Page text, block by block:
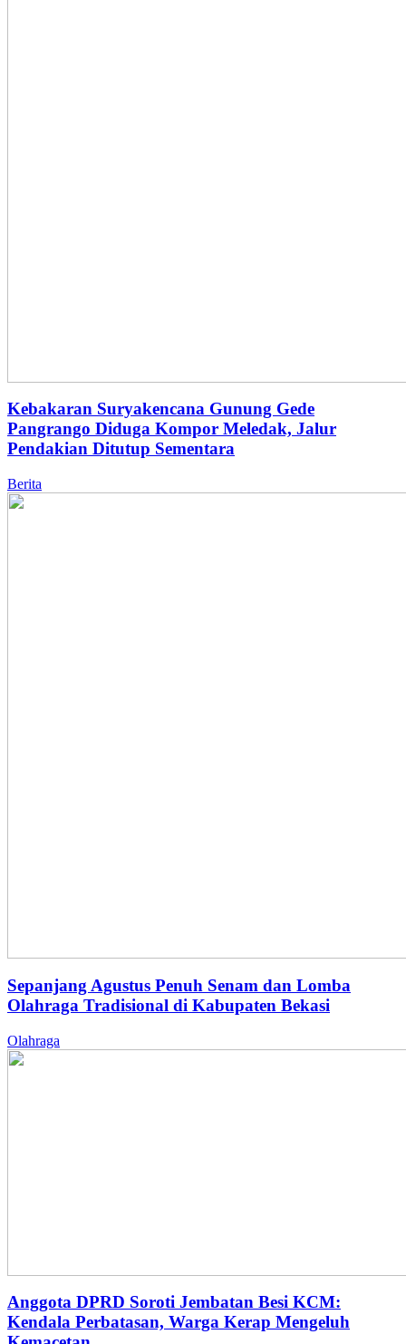
Kebakaran Suryakencana Gunung Gede
Pangrango Diduga Kompor Meledak, Jalur
Pendakian Ditutup Sementara
Berita
Sepanjang Agustus Penuh Senam dan Lomba
Olahraga Tradisional di Kabupaten Bekasi
Olahraga
Anggota DPRD Soroti Jembatan Besi KCM:
Kendala Perbatasan, Warga Kerap Mengeluh